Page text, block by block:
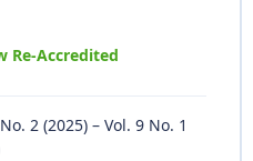
Re-Accredited
2 (2025) – Vol. 9 No. 1